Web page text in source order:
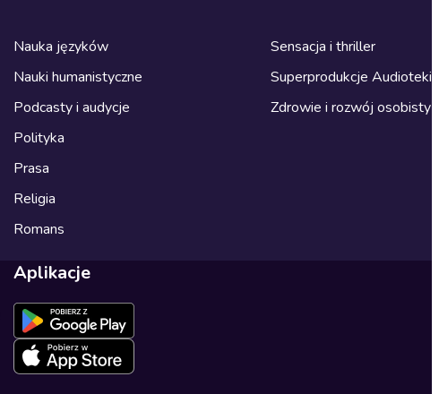
Nauka języków
Nauki humanistyczne
Podcasty i audycje
Polityka
Prasa
Religia
Romans
Sensacja i thriller
Superprodukcje Audioteki
Zdrowie i rozwój osobisty
Aplikacje